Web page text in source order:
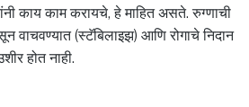
काय काम करायचे, हे माहित असते. रुग्णाची
वाचवण्यात (स्टॅबिलाइझ) आणि रोगाचे निदान
होत नाही.